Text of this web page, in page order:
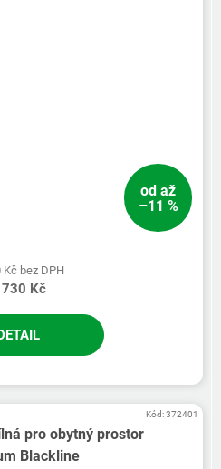
od až
–11 %
Kč bez DPH
Kč
DETAIL
pro obytný prostor
Blackline
Kód:372401